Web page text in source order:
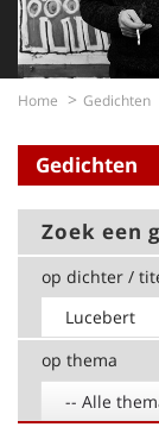
Home Gedichten
Gedichten
Zoek een
op dichter /
op thema
-- Alle